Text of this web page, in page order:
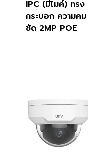
IPC (มีไมค์) ทรง
กระบอก ความคม
ชัด 2MP POE